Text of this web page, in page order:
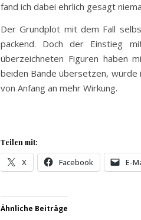
fand ich dabei ehrlich gesagt
Der Grundplot mit dem Fall
packend. Doch der Einstieg
überzeichneten Figuren haben
beiden Bände übersetzen, würde
von Anfang an mehr Wirkung.
Teilen mit:
X Facebook E-
Ähnliche Beiträge